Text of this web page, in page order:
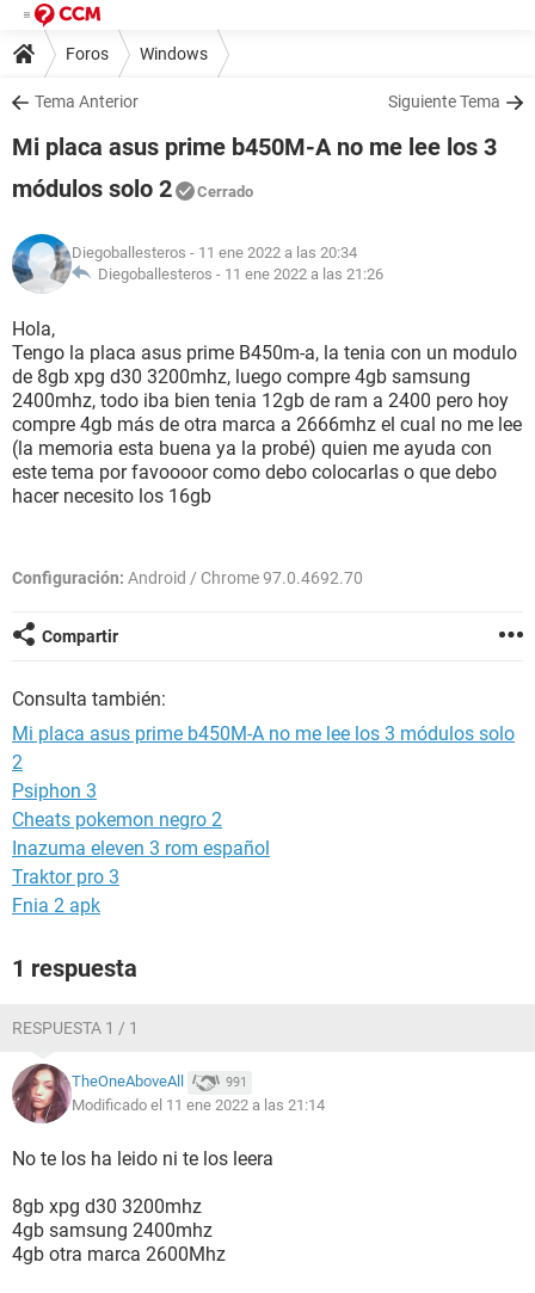
Foros Windows
Tema Anterior Siguiente Tema
Mi placa asus prime b450M-A no me lee los 3
módulos solo 2
Cerrado
Diegoballesteros - 11 ene 2022 a las 20:34
Diegoballesteros - 11 ene 2022 a las 21:26
Hola,
Tengo la placa asus prime B450m-a, la tenia con un modulo
de 8gb xpg d30 3200mhz, luego compre 4gb samsung
2400mhz, todo iba bien tenia 12gb de ram a 2400 pero hoy
compre 4gb más de otra marca a 2666mhz el cual no me lee
(la memoria esta buena ya la probé) quien me ayuda con
este tema por favoooor como debo colocarlas o que debo
hacer necesito los 16gb
Configuración: Android / Chrome 97.0.4692.70
Compartir
Consulta también:
Mi placa asus prime b450M-A no me lee los 3 módulos solo
2
Psiphon 3
Cheats pokemon negro 2
Inazuma eleven 3 rom español
Traktor pro 3
Fnia 2 apk
1 respuesta
RESPUESTA 1 / 1
TheOneAboveAll 991
Modificado el 11 ene 2022 a las 21:14
No te los ha leido ni te los leera
8gb xpg d30 3200mhz
4gb samsung 2400mhz
4gb otra marca 2600Mhz